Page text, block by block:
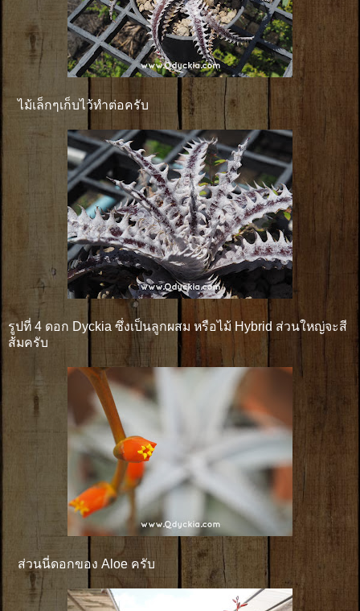
ไม้เล็กๆเก็บไว้ทำต่อครับ
รูปที่ 4 ดอก Dyckia ซึ่งเป็นลูกผสม หรือไม้ Hybrid ส่วนใหญ่จะสี
ส้มครับ
ส่วนนี่ดอกของ Aloe ครับ